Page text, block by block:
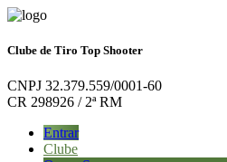
Clube de Tiro Top Shooter
CNPJ 32.379.559/0001-60
CR 298926 / 2ª RM
Entrar
Clube